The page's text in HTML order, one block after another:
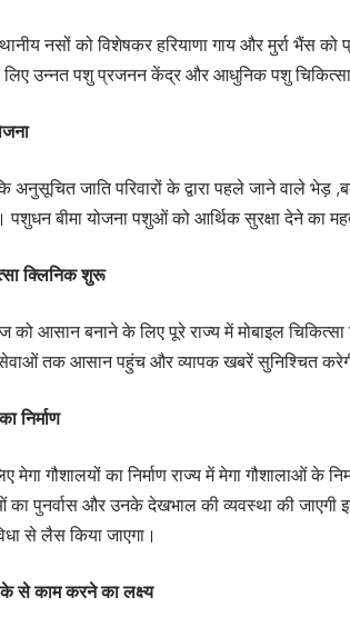
नसों को विशेषकर हरियाणा गाय और मुर्रा भैंस
उन्नत पशु प्रजनन केंद्र और आधुनिक पशु चिकित्सा
अनुसूचित जाति परिवारों के द्वारा पहले जाने वाले
पशुधन बीमा योजना पशुओं को आर्थिक सुरक्षा देने का
क्लिनिक शुरू
को आसान बनाने के लिए पूरे राज्य में मोबाइल
तक आसान पहुंच और व्यापक खबरें सुनिश्चित
निर्माण
मेगा गौशालयों का निर्माण राज्य में मेगा गौशालाओं के
का पुनर्वास और उनके देखभाल की व्यवस्था की
से लैस किया जाएगा।
से काम करने का लक्ष्य